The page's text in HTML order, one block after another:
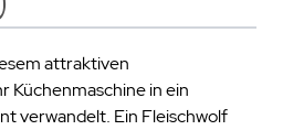
attraktiven
Küchenmaschine in ein
verwandelt. Ein Fleischwolf